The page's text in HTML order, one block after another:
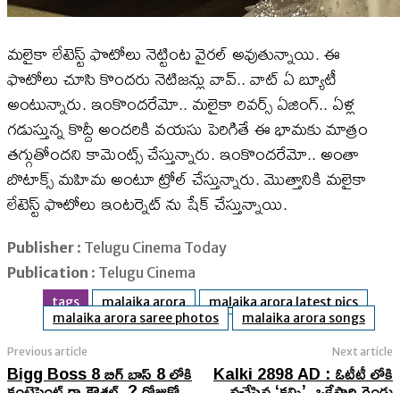
మలైకా లేటెస్ట్ ఫొటోలు నెట్టింట వైరల్ అవుతున్నాయి. ఈ
ఫొటోలు చూసి కొందరు నెటిజన్లు వావ్.. వాట్ ఏ బ్యూటీ
అంటున్నారు. ఇంకొందరేమో.. మలైకా రివర్స్ ఏజింగ్.. ఏళ్ల
గడుస్తున్న కొద్దీ అందరికి వయసు పెరిగితే ఈ భామకు మాత్రం
తగ్గుతోందని కామెంట్స్ చేస్తున్నారు. ఇంకొందరేమో.. అంతా
బొటాక్స్ మహిమ అంటూ ట్రోల్ చేస్తున్నారు. మొత్తానికి మలైకా
లేటెస్ట్ ఫొటోలు ఇంటర్నెట్ ను షేక్ చేస్తున్నాయి.
Publisher : Telugu Cinema Today
Publication : Telugu Cinema
tags malaika arora
malaika arora latest pics
malaika arora saree photos
malaika arora songs
Previous article
Bigg Boss 8 బిగ్ బాస్ 8 లోకి
Next article
Kalki 2898 AD : ఓటీటీ లోకి